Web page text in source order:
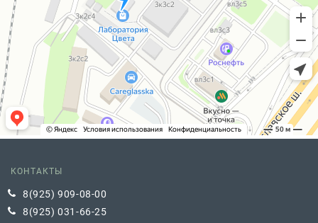
КОНТАКТЫ
8(925) 909-08-00
8(925) 031-66-25